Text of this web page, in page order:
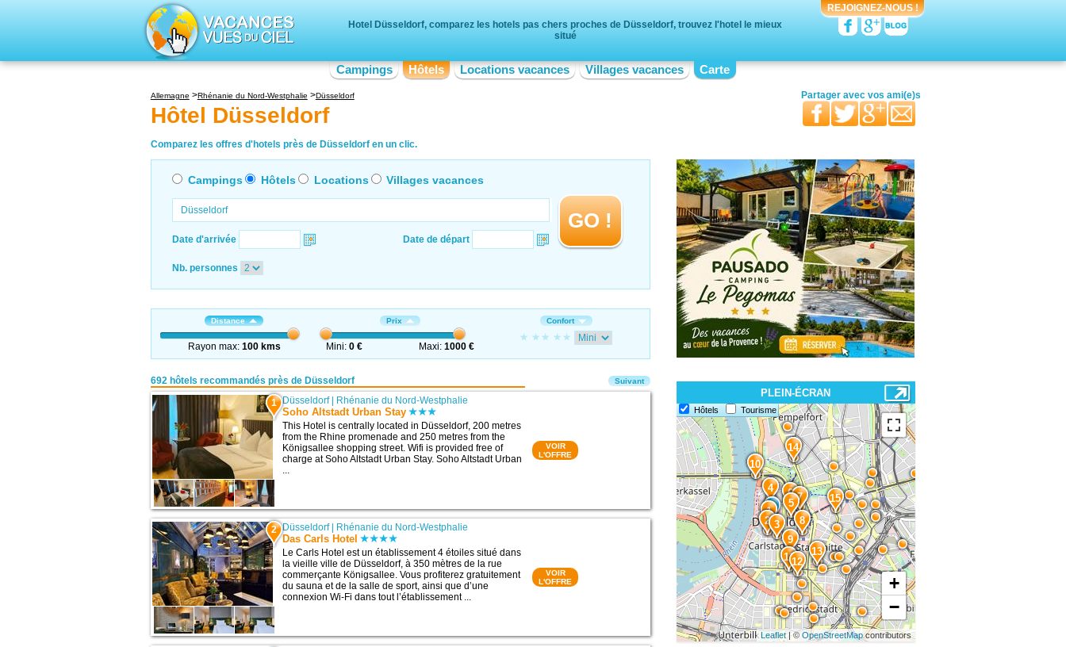
Hotel Düsseldorf, comparez les hotels pas chers proches de Düsseldorf, trouvez l'hotel le mieux
situé
REJOIGNEZ-NOUS !
Campings Hôtels Locations vacances Villages vacances Carte
Allemagne Rhénanie du Nord-Westphalie Düsseldorf
Hôtel Düsseldorf
Partager avec
vos ami(e)s
votre famille
Comparez les offres d'hotels près de Düsseldorf en un clic.
Campings Hôtels Locations Villages vacances
Date d'arrivée Date de départ
GO !
Nb. personnes
Distance
Rayon max: 100 kms
Prix
Mini:0 € Maxi: 1000 €
Confort
692 hôtels recommandés près de Düsseldorf
1 Düsseldorf| Rhénanie du Nord-Westphalie
Soho Altstadt Urban Stay
This Hotel is centrally located in Düsseldorf, 200 metres
from the Rhine promenade and 250 metres from the
Königsallee shopping street. Wifi is provided free of
charge at Soho Altstadt Urban Stay. Soho Altstadt Urban
VOIR
L'OFFRE
2 Düsseldorf| Rhénanie du Nord-Westphalie
Das Carls Hotel
Le Carls Hotel est un établissement 4 étoiles situé dans
la vieille ville de Düsseldorf, à 350 mètres de la rue
commerçante Königsallee. Vous profiterez gratuitement
du sauna et de la salle de sport, ainsi que d’une
connexion Wi-Fi dans tout l’établissement ...
VOIR
L'OFFRE
Suivant
PLEIN-ÉCRAN
Hôtels Tourisme
15
14
13
12
11
10
9
8
7
6
5
4
3
2
1
+
−
Leaflet | ©OpenStreetMapcontributors